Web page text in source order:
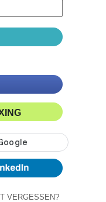
VERGESSEN?